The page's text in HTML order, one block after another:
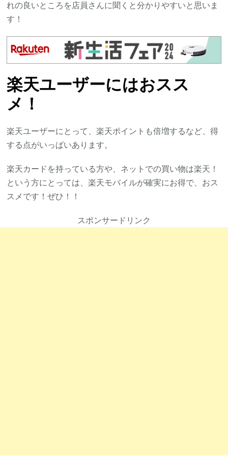
れの良いところを店員さんに聞くと分かりやすいと思いま
す！
楽天ユーザーにはおスス
メ！
楽天ユーザーにとって、楽天ポイントも倍増するなど、得
する点がいっぱいあります。
楽天カードを持っている方や、ネットでの買い物は楽天！
という方にとっては、楽天モバイルが確実にお得で、おス
スメです！ぜひ！！
スポンサードリンク